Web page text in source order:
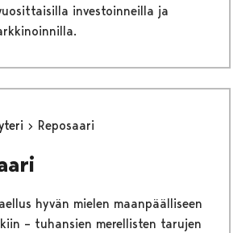
investoinneilla ja
Reposaari
hyvän mielen maanpäälliseen
– tuhansien merellisten tarujen